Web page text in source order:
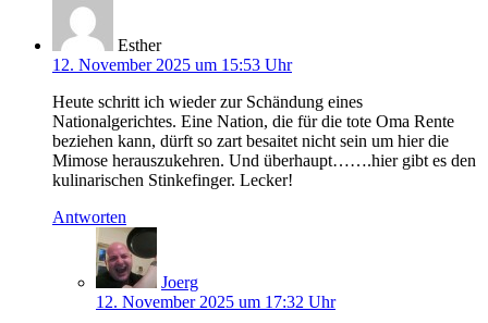
Esther
12. November 2025 um 15:53 Uhr
Heute schritt ich wieder zur Schändung eines
Nationalgerichtes. Eine Nation, die für die tote Oma Rente
beziehen kann, dürft so zart besaitet nicht sein um hier die
Mimose herauszukehren. Und überhaupt…….hier gibt es den
kulinarischen Stinkefinger. Lecker!
Antworten
Joerg
12. November 2025 um 17:32 Uhr